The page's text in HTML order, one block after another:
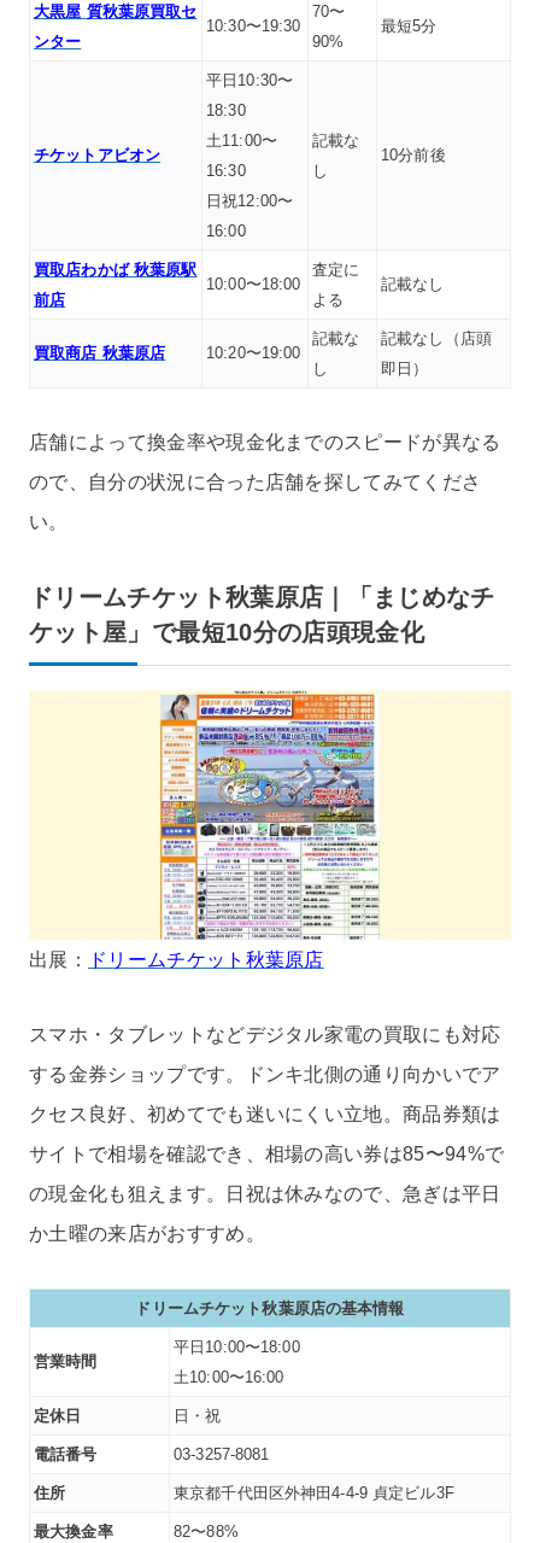
大黒屋 質秋葉原買取セ
ンター
10:30〜19:30
70〜
90%
最短5分
チケットアビオン
平日10:30〜
18:30
土11:00〜
16:30
日祝12:00〜
16:00
記載な
し
10分前後
買取店わかば 秋葉原駅
前店
10:00〜18:00
査定に
よる
記載なし
買取商店 秋葉原店 10:20〜19:00
記載な
し
記載なし（店頭
即日）
店舗によって換金率や現金化までのスピードが異なる
ので、自分の状況に合った店舗を探してみてくださ
い。
ドリームチケット秋葉原店｜「まじめなチ
ケット屋」で最短10分の店頭現金化
出展： ドリームチケット秋葉原店
スマホ・タブレットなどデジタル家電の買取にも対応
する金券ショップです。ドンキ北側の通り向かいでア
クセス良好、初めてでも迷いにくい立地。商品券類は
サイトで相場を確認でき、相場の高い券は85〜94%で
の現金化も狙えます。日祝は休みなので、急ぎは平日
か土曜の来店がおすすめ。
ドリームチケット秋葉原店の基本情報
営業時間
平日10:00〜18:00
土10:00〜16:00
定休日 日・祝
電話番号 03-3257-8081
住所 東京都千代田区外神田4-4-9 貞定ビル3F
最大換金率 82〜88%